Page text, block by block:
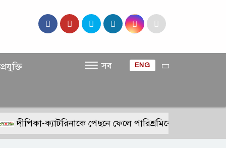
সব ENG
দীপিকা-ক্যাটরিনাকে পেছনে ফেলে পারিশ্রমিকে নতুন মাইলফলক